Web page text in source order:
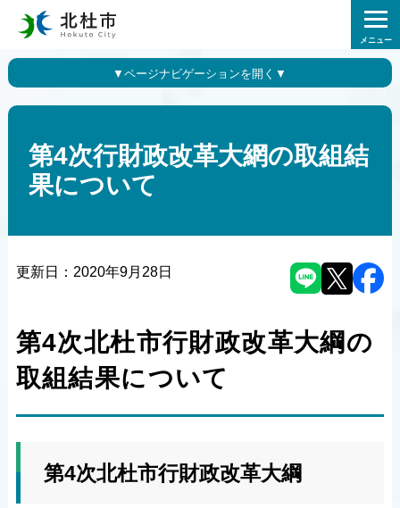
メニュー
第4次行財政改革大網の取組結
果について
更新日： 2020年9月28日
第4次北杜市行財政改革大綱の
取組結果について
第4次北杜市行財政改革大綱